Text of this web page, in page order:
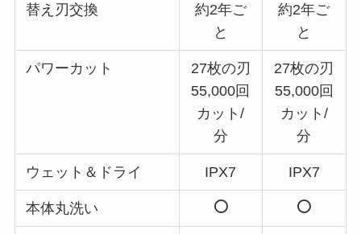
替え刃交換
約2年ご
と
約2年ご
と
パワーカット
27枚の刃
55,000回
カット/
分
27枚の刃
55,000回
カット/
分
ウェット＆ドライ IPX7 IPX7
本体丸洗い